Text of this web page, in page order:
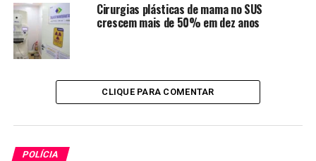
Cirurgias plásticas de mama no SUS
crescem mais de 50% em dez anos
CLIQUE PARA COMENTAR
POLÍCIA